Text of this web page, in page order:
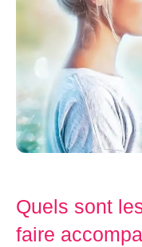
Quels sont
faire